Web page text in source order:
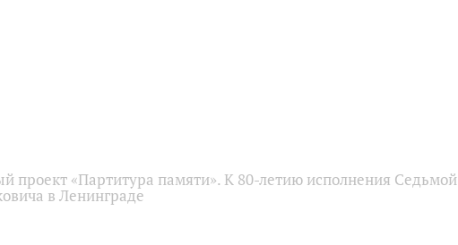
проект «Партитура памяти». К 80-летию исполнения Седьмой
в Ленинграде